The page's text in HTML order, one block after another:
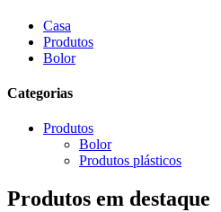
Casa
Produtos
Bolor
Categorias
Produtos
Bolor
Produtos plásticos
Produtos em destaque